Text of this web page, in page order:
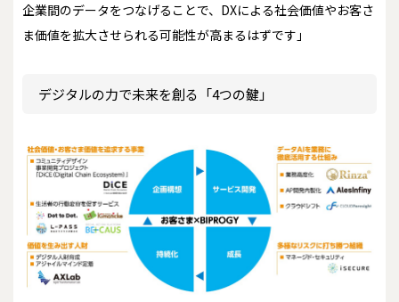
企業間のデータをつなげることで、DXによる社会価値やお客さ
ま価値を拡大させられる可能性が高まるはずです」
デジタルの力で未来を創る「4つの鍵」